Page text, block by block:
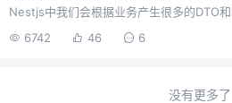
Nestjs中我们会根据业务产生很多的DTO
装，比如封装的拦截器、过滤器、管道等
做二次划分：common/guards/jwt-auth common/guards/content-
6742 46 6
没有更多了